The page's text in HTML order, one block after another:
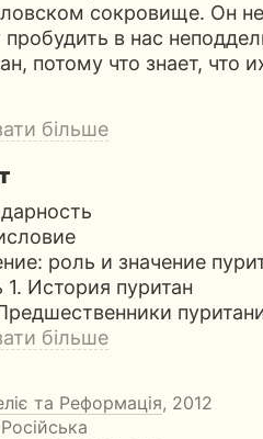
сокровище. Он
пробудить в нас
потому что знает,
більше
роль и значение
1. История пуритан
більше
та Реформація, 2012